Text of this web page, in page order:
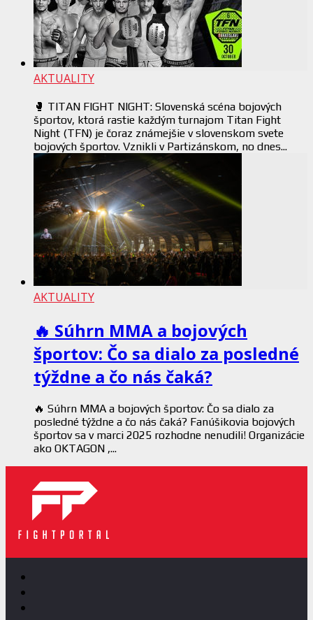
AKTUALITY
🥊 TITAN FIGHT NIGHT: Slovenská scéna bojových
športov, ktorá rastie každým turnajom Titan Fight
Night (TFN) je čoraz známejšie v slovenskom svete
bojových športov. Vznikli v Partizánskom, no dnes...
AKTUALITY
🔥 Súhrn MMA a bojových
športov: Čo sa dialo za posledné
týždne a čo nás čaká?
🔥 Súhrn MMA a bojových športov: Čo sa dialo za
posledné týždne a čo nás čaká? Fanúšikovia bojových
športov sa v marci 2025 rozhodne nenudili! Organizácie
ako OKTAGON ,...